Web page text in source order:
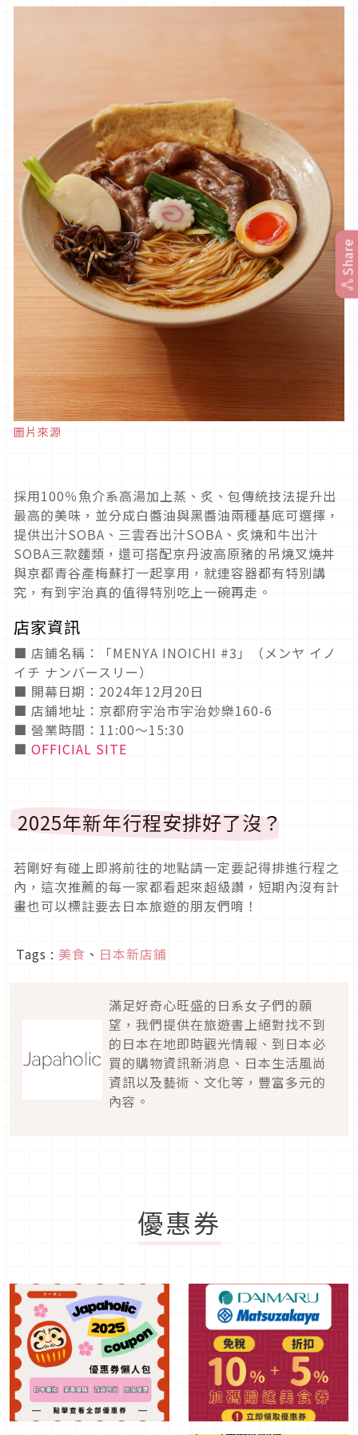
圖片來源
採用100％魚介系高湯加上蒸、炙、包傳統技法提升出
最高的美味，並分成白醬油與黑醬油兩種基底可選擇，
提供出汁SOBA、三雲吞出汁SOBA、炙燒和牛出汁
SOBA三款麵類，還可搭配京丹波高原豬的吊燒叉燒丼
與京都青谷產梅蘇打一起享用，就連容器都有特別講
究，有到宇治真的值得特別吃上一碗再走。
店家資訊
■ 店鋪名稱：「MENYA INOICHI #3」（メンヤ イノ
イチ ナンバースリー）
■ 開幕日期：2024年12月20日
■ 店鋪地址：京都府宇治市宇治妙樂160-6
■ 營業時間：11:00～15:30
■ OFFICIAL SITE
2025年新年行程安排好了沒？
若剛好有碰上即將前往的地點請一定要記得排進行程之
內，這次推薦的每一家都看起來超級讚，短期內沒有計
畫也可以標註要去日本旅遊的朋友們唷！
Tags : 美食 、 日本新店鋪
滿足好奇心旺盛的日系女子們的願
望，我們提供在旅遊書上絕對找不到
的日本在地即時觀光情報、到日本必
買的購物資訊新消息、日本生活風尚
資訊以及藝術、文化等，豐富多元的
內容。
優惠券
Share